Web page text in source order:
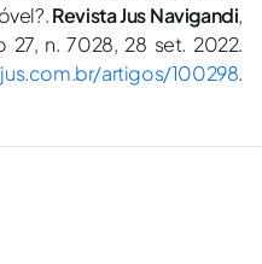
Revista Jus Navigandi,
27, n. 7028, 28 set. 2022.
artigos/100298.